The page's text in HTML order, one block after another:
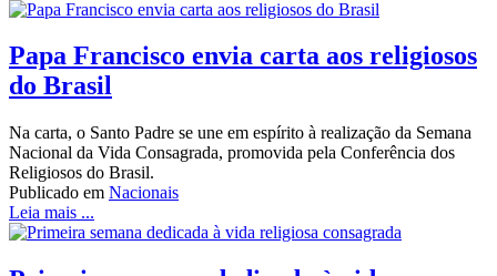
Papa Francisco envia carta aos religiosos
do Brasil
Na carta, o Santo Padre se une em espírito à realização da Semana
Nacional da Vida Consagrada, promovida pela Conferência dos
Religiosos do Brasil.
Publicado em Nacionais
Leia mais ...